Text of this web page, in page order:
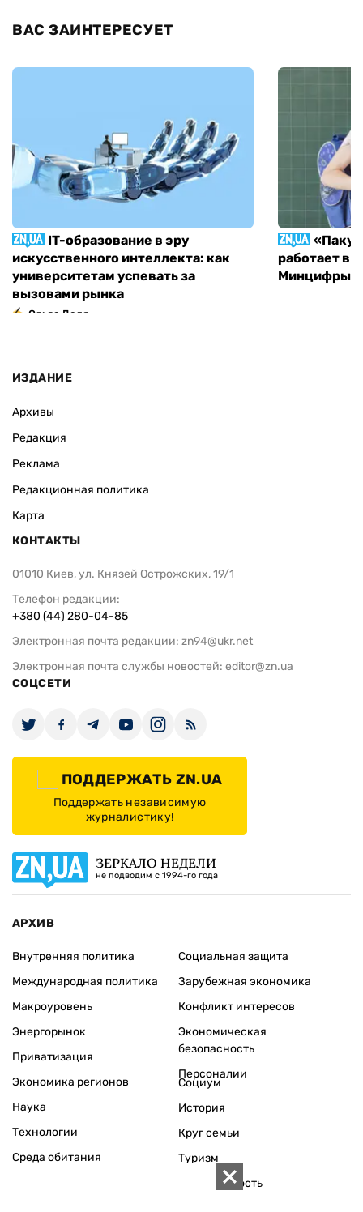
ВАС ЗАИНТЕРЕСУЕТ
IT-образование в эру
искусственного интеллекта: как
университетам успевать за
вызовами рынка
Ольга Доля
работает в
Минцифры
ИЗДАНИЕ
Архивы
Редакция
Реклама
Редакционная политика
Карта
КОНТАКТЫ
01010 Киев, ул. Князей Острожских, 19/1
Телефон редакции:
+380 (44) 280-04-85
Электронная почта редакции: zn94@ukr.net
Электронная почта службы новостей: editor@zn.ua
СОЦСЕТИ
ПОДДЕРЖАТЬ ZN.UA
Поддержать независимую
журналистику!
ЗЕРКАЛО НЕДЕЛИ
не подводим с 1994-го года
АРХИВ
Внутренняя политика
Международная политика
Макроуровень
Энергорынок
Приватизация
Экономика регионов
Социальная защита
Зарубежная экономика
Конфликт интересов
Экономическая
безопасность
Персоналии
Наука
Технологии
Среда обитания
Социум
История
Круг семьи
Туризм
Собственность